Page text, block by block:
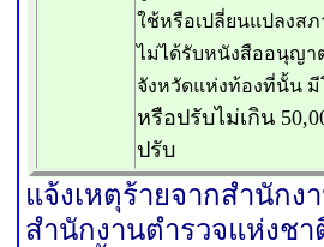
ใช้หรือเปลี่ยนแปลงส
ไม่ได้รับหนังสืออนุญา
จังหวัดแห่งท้องที่นั้น
หรือปรับไม่เกิน
ปรับ
แจ้งเหตุร้ายจากสำนักง
สำนักงานตำรวจแห่งช